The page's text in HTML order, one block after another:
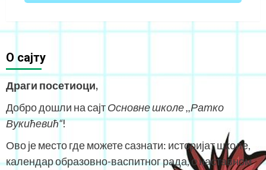
O сајту
Драги посетиоци,
Добро дошли на сајтОсновне школе ,,Ратко
Вукићевић“!
Ово је место где можете сазнати: историјат школе,
календар образовно-васпитног рада, о наставном